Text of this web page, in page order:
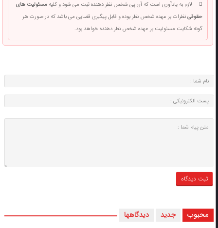
لازم به یادآوری است که آی پی شخص نظر دهنده ثبت می شود و کلیهمسئولیت های
حقوقینظرات بر عهده شخص نظر بوده و قابل پیگیری قضایی می باشد که در صورت هر
گونه شکایت مسئولیت بر عهده شخص نظر دهنده خواهد بود.
محبوب جدید دیدگاهها